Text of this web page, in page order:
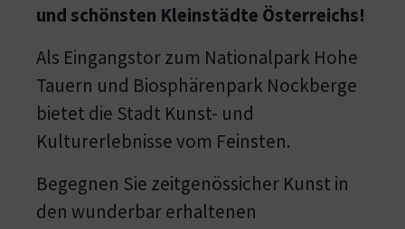
und schönsten Kleinstädte Österreichs!
Als Eingangstor zum Nationalpark Hohe
Tauern und Biosphärenpark Nockberge
bietet die Stadt Kunst- und
Kulturerlebnisse vom Feinsten.
Begegnen Sie zeitgenössicher Kunst in
den wunderbar erhaltenen